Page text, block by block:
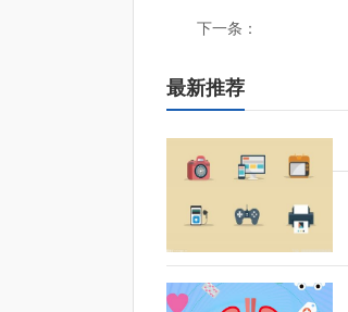
下一条：
最新推荐